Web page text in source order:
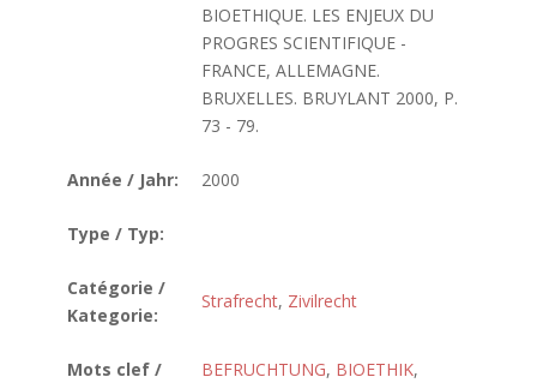
BIOETHIQUE. LES ENJEUX DU
PROGRES SCIENTIFIQUE -
FRANCE, ALLEMAGNE.
BRUXELLES. BRUYLANT 2000, P.
73 - 79.
Année / Jahr: 2000
Type / Typ:
Catégorie /
Kategorie:
Strafrecht, Zivilrecht
Mots clef /
BEFRUCHTUNG, BIOETHIK,